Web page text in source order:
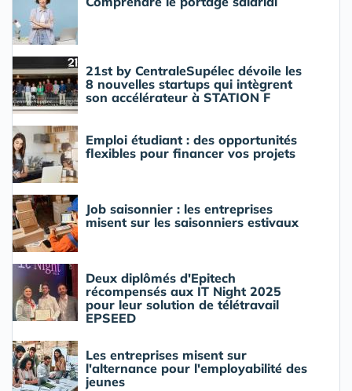
21st by CentraleSupélec dévoile les
8 nouvelles startups qui intègrent
son accélérateur à STATION F
Emploi étudiant : des opportunités
flexibles pour financer vos projets
Job saisonnier : les entreprises
misent sur les saisonniers estivaux
Deux diplômés d'Epitech
récompensés aux IT Night 2025
pour leur solution de télétravail
EPSEED
Les entreprises misent sur
l'alternance pour l'employabilité des
jeunes